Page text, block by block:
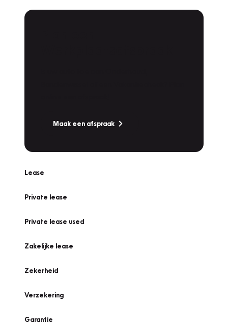
Maak een afspraak
Lease
Private lease
Private lease used
Zakelijke lease
Zekerheid
Verzekering
Garantie